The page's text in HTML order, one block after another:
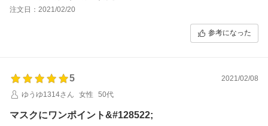
注文日：2021/02/20
参考になった
5
2021/02/08
ゆうゆ1314さん
女性 50代
マスクにワンポイント&#128522;